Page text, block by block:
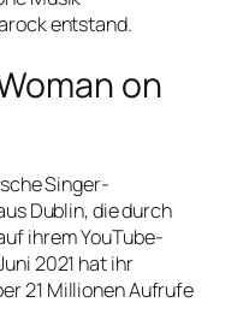
entstand.
on
Singer-
Dublin, die durch
ihrem YouTube-
2021 hat ihr
21 Millionen Aufrufe